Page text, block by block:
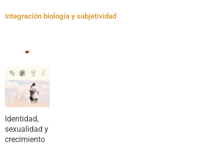
integración biología y subjetividad
Identidad,
sexualidad y
crecimiento